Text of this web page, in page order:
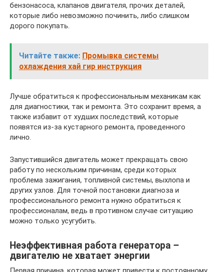
бензонасоса, клапанов двигателя, прочих деталей,
которые либо невозможно починить, либо слишком
дорого покупать.
Читайте также: Промывка системы
охлаждения хай гир инструкция
Лучше обратиться к профессиональным механикам как
для диагностики, так и ремонта. Это сохранит время, а
также избавит от худших последствий, которые
появятся из-за кустарного ремонта, проведенного
лично.
Запустившийся двигатель может прекращать свою
работу по нескольким причинам, среди которых
проблема зажигания, топливной системы, выхлопа и
других узлов. Для точной постановки диагноза и
профессионального ремонта нужно обратиться к
профессионалам, ведь в противном случае ситуацию
можно только усугубить.
Неэффективная работа генератора –
двигателю не хватает энергии